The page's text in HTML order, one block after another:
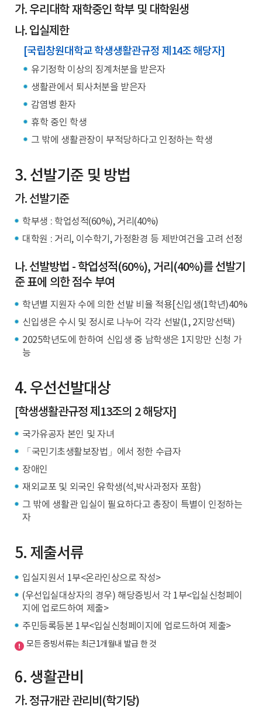
가. 우리대학 재학중인 학부 및 대학원생
나. 입실제한
[국립창원대학교 학생생활관규정 제14조 해당자]
유기정학 이상의 징계처분을 받은자
생활관에서 퇴사처분을 받은자
감염병 환자
휴학 중인 학생
그 밖에 생활관장이 부적당하다고 인정하는 학생
3. 선발기준 및 방법
가. 선발기준
학부생 : 학업성적(60%), 거리(40%)
대학원 : 거리, 이수학기, 가정환경 등 제반여건을 고려 선정
나. 선발방법 - 학업성적(60%), 거리(40%)를 선발기
준 표에 의한 점수 부여
학년별 지원자 수에 의한 선발 비율 적용[신입생(1학년)40%
신입생은 수시 및 정시로 나누어 각각 선발(1, 2지망선택)
2025학년도에 한하여 신입생 중 남학생은 1지망만 신청 가
능
4. 우선선발대상
[학생생활관규정 제13조의 2 해당자]
국가유공자 본인 및 자녀
「국민기초생활보장법」에서 정한 수급자
장애인
재외교포 및 외국인 유학생(석,박사과정자 포함)
그 밖에 생활관 입실이 필요하다고 총장이 특별이 인정하는
자
5. 제출서류
입실지원서 1부<온라인상으로 작성>
(우선입실대상자의 경우) 해당증빙서 각 1부<입실신청페이
지에 업로드하여 제출>
주민등록등본 1부<입실신청페이지에 업로드하여 제출>
모든 증빙서류는 최근1개월내 발급 한 것
6. 생활관비
가. 정규개관 관리비(학기당)